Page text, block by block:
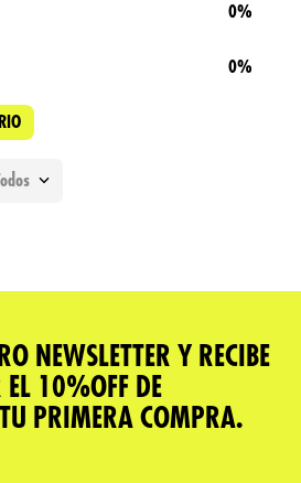
0%
0%
de 1 a 5 estrellas
NEWSLETTER Y RECIBE
10%OFF DE
TU PRIMERA COMPRA.